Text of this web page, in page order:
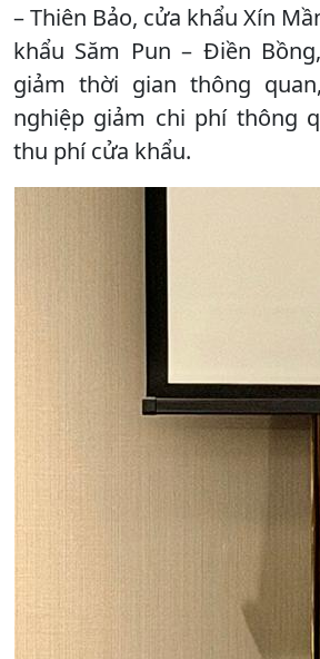
– Thiên Bảo, cửa khẩu Xín
khẩu Săm Pun – Điền
giảm thời gian thông
nghiệp giảm chi phí thông
thu phí cửa khẩu.